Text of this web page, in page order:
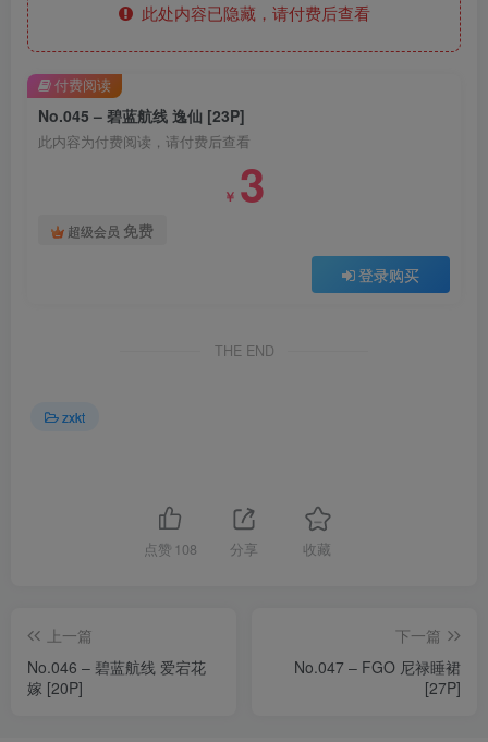
此处内容已隐藏，请付费后查看
No.045 – 碧蓝航线 逸仙 [23P]
此内容为付费阅读，请付费后查看
￥ 3
超级会员 免费
登录购买
付费阅读
THE END
zxkt
点赞 108 分享 收藏
上一篇
No.046 – 碧蓝航线 爱宕花
嫁 [20P]
下一篇
No.047 – FGO 尼禄睡裙
[27P]